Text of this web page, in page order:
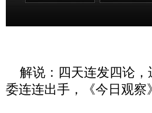
解说：四天连发四论，
委连连出手，《今日观察